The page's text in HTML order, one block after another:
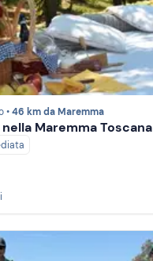
•46 km da Maremma
Maremma Toscana